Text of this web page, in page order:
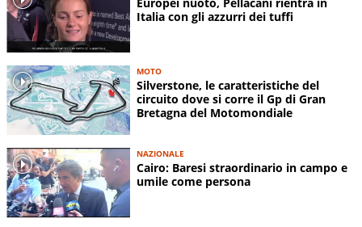
Europei nuoto, Pellacani rientra in
Italia con gli azzurri dei tuffi
MOTO
Silverstone, le caratteristiche del
circuito dove si corre il Gp di Gran
Bretagna del Motomondiale
NAZIONALE
Cairo: Baresi straordinario in campo e
umile come persona